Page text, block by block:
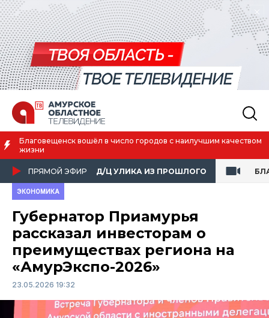
Благовещенск вошёл в число городов с наилучшим качеством
жизни
ПРЯМОЙ ЭФИР Д/Ц УЛИКА ИЗ ПРОШЛОГО
ЭКОНОМИКА
Губернатор Приамурья
рассказал инвесторам о
преимуществах региона на
«АмурЭкспо-2026»
23.05.2026 19:32